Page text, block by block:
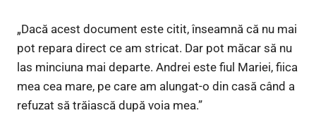
„Dacă acest document este citit, înseamnă că nu mai
pot repara direct ce am stricat. Dar pot măcar să nu
las minciuna mai departe. Andrei este fiul Mariei, fiica
mea cea mare, pe care am alungat-o din casă când a
refuzat să trăiască după voia mea.”